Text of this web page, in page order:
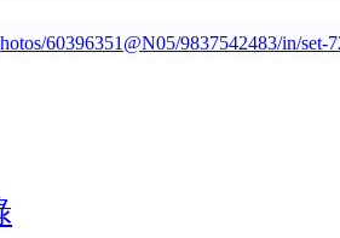
60396351@N05/9837542483/in/set-